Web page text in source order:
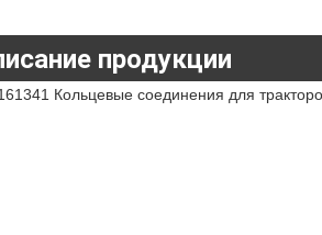
продукции
Кольцевые соединения для